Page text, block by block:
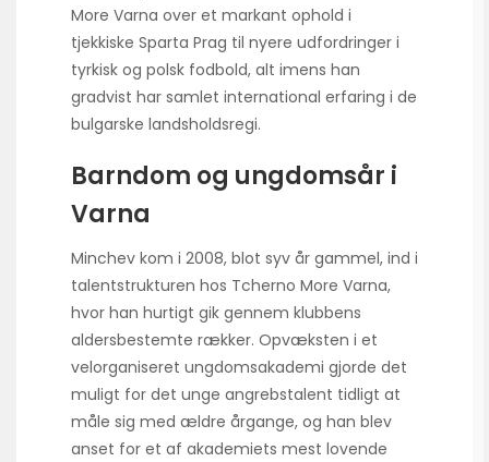
More Varna over et markant ophold i
tjekkiske Sparta Prag til nyere udfordringer i
tyrkisk og polsk fodbold, alt imens han
gradvist har samlet international erfaring i de
bulgarske landsholdsregi.
Barndom og ungdomsår i
Varna
Minchev kom i 2008, blot syv år gammel, ind i
talentstrukturen hos Tcherno More Varna,
hvor han hurtigt gik gennem klubbens
aldersbestemte rækker. Opvæksten i et
velorganiseret ungdomsakademi gjorde det
muligt for det unge angrebstalent tidligt at
måle sig med ældre årgange, og han blev
anset for et af akademiets mest lovende